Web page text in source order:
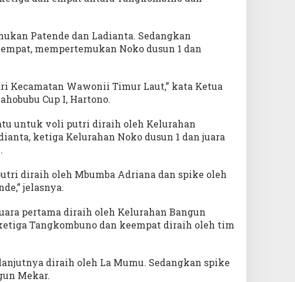
Patende dan Ladianta. Sedangkan
mempertemukan Noko dusun 1 dan
Kecamatan Wawonii Timur Laut,” kata Ketua
Cup I, Hartono.
untuk voli putri diraih oleh Kelurahan
ketiga Kelurahan Noko dusun 1 dan juara
diraih oleh Mbumba Adriana dan spike oleh
jelasnya.
pertama diraih oleh Kelurahan Bangun
Tangkombuno dan keempat diraih oleh tim
diraih oleh La Mumu. Sedangkan spike
Mekar.